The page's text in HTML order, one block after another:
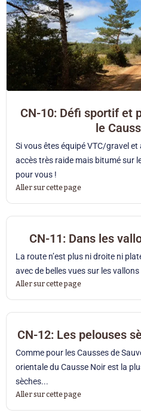
CN-10: Défi sportif et
le
Si vous êtes équipé VTC/gravel
accès très raide mais bitumé sur
pour vous !
Aller sur cette page
CN-11: Dans les
La route n’est plus ni droite ni
avec de belles vues sur les
Aller sur cette page
CN-12: Les pelouses
Comme pour les Causses de
orientale du Causse Noir est la
sèches...
Aller sur cette page